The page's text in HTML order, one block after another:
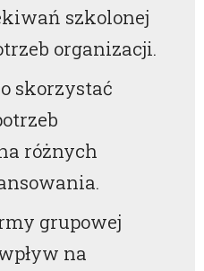
szkolonej
organizacji.
skorzystać
różnych
grupowej
na